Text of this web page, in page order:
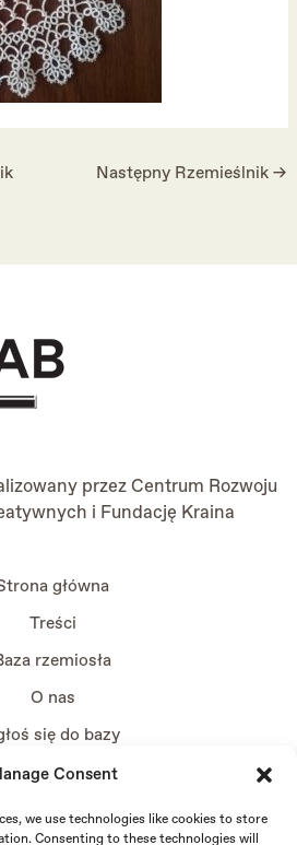
Consent
we use technologies like cookies to store
Consenting to these technologies will
Następny Rzemieślnik→
przezCentrum Rozwoju
i Fundację Kraina
główna
Treści
rzemiosła
O nas
się do bazy